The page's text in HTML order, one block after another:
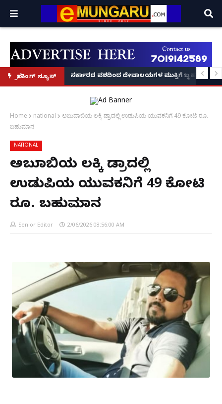
ಬ್ರೇಕಿಂಗ್ ನ್ಯೂಸ್
ಆರಂಭ' – ಸಚಿವ ಯು.ಟಿ. ಖಾದರ್ ಅಭಯ!ಸರ್ಕಾರದ ವಶದಿಂದ ದೇವಾಲಯಗಳ ಮುಕ್ತಿಗೆ ಬೃಹತ್
Home national
ಅಬುದಾಬಿಯ ಲಕ್ಕಿ ಡ್ರಾದಲ್ಲಿ ಉಡುಪಿಯ ಯುವಕನಿಗೆ 49 ಕೋಟಿ ರೂ.
ಬಹುಮಾನ
NATIONAL
ಅಬುದಾಬಿಯ ಲಕ್ಕಿ ಡ್ರಾದಲ್ಲಿ
ಉಡುಪಿಯ ಯುವಕನಿಗೆ 49 ಕೋಟಿ
ರೂ. ಬಹುಮಾನ
Senior Editor 2/06/2026 08:56:00 AM